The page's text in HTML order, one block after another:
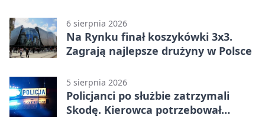
6 sierpnia 2026
Na Rynku finał koszykówki 3x3.
Zagrają najlepsze drużyny w Polsce
5 sierpnia 2026
Policjanci po służbie zatrzymali
Skodę. Kierowca potrzebował